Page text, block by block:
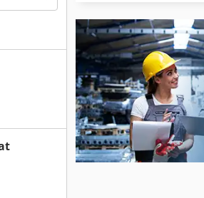
Hsc 20 Linear
Inredning Och Design